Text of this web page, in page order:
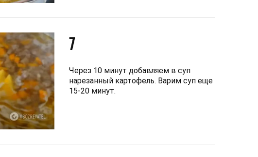
7
Через 10 минут добавляем в суп
нарезанный картофель. Варим суп еще
15-20 минут.